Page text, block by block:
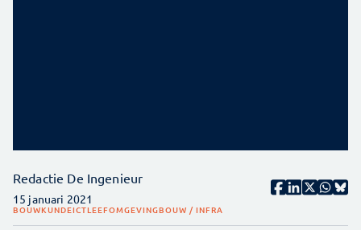
Redactie De Ingenieur
15 januari 2021
BOUWKUNDEICTLEEFOMGEVINGBOUW / INFRA